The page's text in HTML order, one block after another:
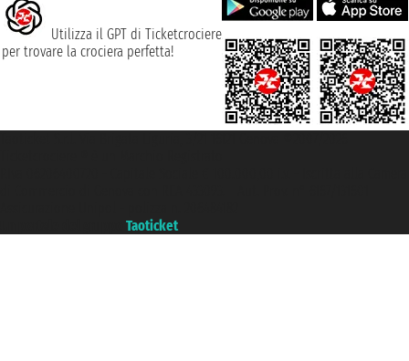
Utilizza il GPT di Ticketcrociere
per trovare la crociera perfetta!
Taoticket